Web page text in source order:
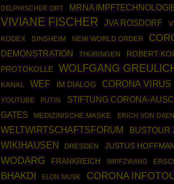
DELPHISCHER ORT MRNA
VIVIANE FISCHER JVA ROSDORF
KODEX
SINSHEIM NEW WORLD ORDER
DEMONSTRATION THÜRINGEN ROBERT-
PROTOKOLLE
WOLFGANG
KANAL
WEF IM DIALOG CORONA VIRUS
YOUTUBE PUTIN STIFTUNG CORONA-
GATES
MEDIZINISCHE MASKE ERICH VON
WELTWIRTSCHAFTSFORUM BUSTOUR
WIKIHAUSEN
DRESDEN JUSTUS
WODARG
FRANKREICH IMPFZWANG
BHAKDI
ELON MUSK CORONA